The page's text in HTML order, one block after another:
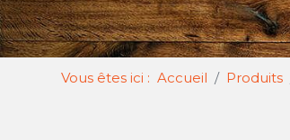
Vous êtes ici : Accueil Produits